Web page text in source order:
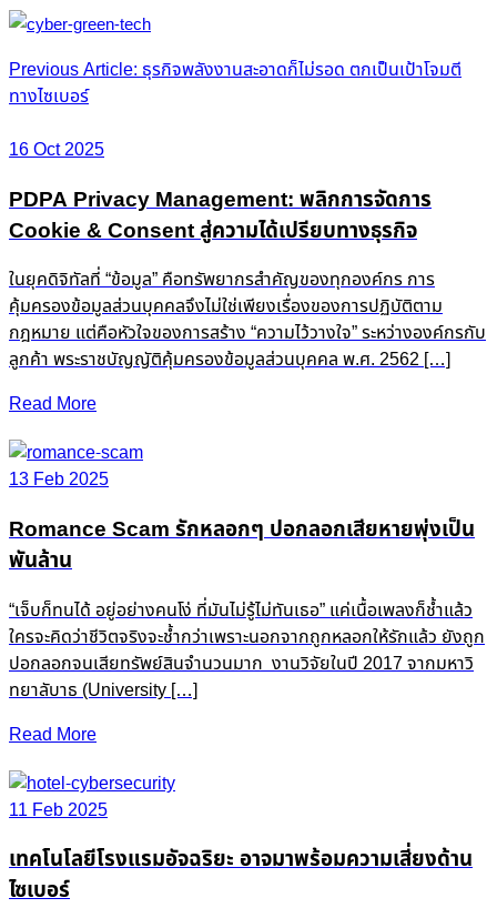
Post
navigation
Previous Article: ธุรกิจพลังงานสะอาดก็ไม่รอด ตกเป็นเป้าโจมตี
ทางไซเบอร์
16 Oct 2025
PDPA Privacy Management: พลิกการจัดการ
Cookie & Consent สู่ความได้เปรียบทางธุรกิจ
ในยุคดิจิทัลที่ “ข้อมูล” คือทรัพยากรสำคัญของทุกองค์กร การ
คุ้มครองข้อมูลส่วนบุคคลจึงไม่ใช่เพียงเรื่องของการปฏิบัติตาม
กฎหมาย แต่คือหัวใจของการสร้าง “ความไว้วางใจ” ระหว่างองค์กรกับ
ลูกค้า พระราชบัญญัติคุ้มครองข้อมูลส่วนบุคคล พ.ศ. 2562 […]
Read More
13 Feb 2025
Romance Scam รักหลอกๆ ปอกลอกเสียหายพุ่งเป็น
พันล้าน
“เจ็บก็ทนได้ อยู่อย่างคนโง่ ที่มันไม่รู้ไม่ทันเธอ” แค่เนื้อเพลงก็ช้ำแล้ว
ใครจะคิดว่าชีวิตจริงจะช้ำกว่าเพราะนอกจากถูกหลอกให้รักแล้ว ยังถูก
ปอกลอกจนเสียทรัพย์สินจำนวนมาก งานวิจัยในปี 2017 จากมหาวิ
ทยาลับาธ (University […]
Read More
11 Feb 2025
เทคโนโลยีโรงแรมอัจฉริยะ อาจมาพร้อมความเสี่ยงด้าน
ไซเบอร์